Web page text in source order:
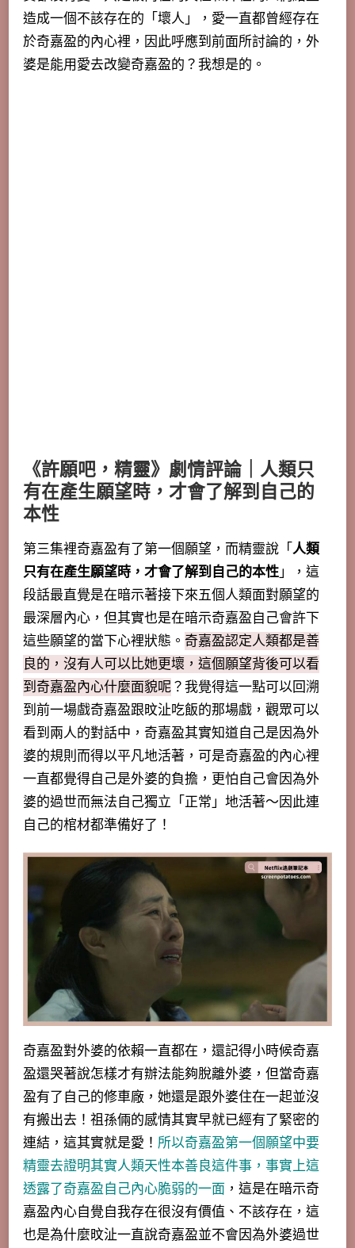
造成一個不該存在的「壞人」，愛一直都曾經存在
於奇嘉盈的內心裡，因此呼應到前面所討論的，外
婆是能用愛去改變奇嘉盈的？我想是的。
《許願吧，精靈》劇情評論｜人類只
有在產生願望時，才會了解到自己的
本性
第三集裡奇嘉盈有了第一個願望，而精靈說「人類
只有在產生願望時，才會了解到自己的本性」，這
段話最直覺是在暗示著接下來五個人類面對願望的
最深層內心，但其實也是在暗示奇嘉盈自己會許下
這些願望的當下心裡狀態。 奇嘉盈認定人類都是善
良的，沒有人可以比她更壞，這個願望背後可以看
到奇嘉盈內心什麼面貌呢？我覺得這一點可以回溯
到前一場戲奇嘉盈跟旼沚吃飯的那場戲，觀眾可以
看到兩人的對話中，奇嘉盈其實知道自己是因為外
婆的規則而得以平凡地活著，可是奇嘉盈的內心裡
一直都覺得自己是外婆的負擔，更怕自己會因為外
婆的過世而無法自己獨立「正常」地活著～因此連
自己的棺材都準備好了！
奇嘉盈對外婆的依賴一直都在，還記得小時候奇嘉
盈還哭著說怎樣才有辦法能夠脫離外婆，但當奇嘉
盈有了自己的修車廠，她還是跟外婆住在一起並沒
有搬出去！祖孫倆的感情其實早就已經有了緊密的
連結，這其實就是愛！ 所以奇嘉盈第一個願望中要
精靈去證明其實人類天性本善良這件事，事實上這
透露了奇嘉盈自己內心脆弱的一面 ，這是在暗示奇
嘉盈內心自覺自我存在很沒有價值、不該存在，這
也是為什麼旼沚一直說奇嘉盈並不會因為外婆過世